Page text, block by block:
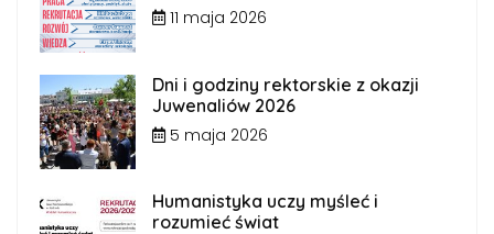
11 maja 2026
Dni i godziny rektorskie z okazji
Juwenaliów 2026
5 maja 2026
Humanistyka uczy myśleć i
rozumieć świat